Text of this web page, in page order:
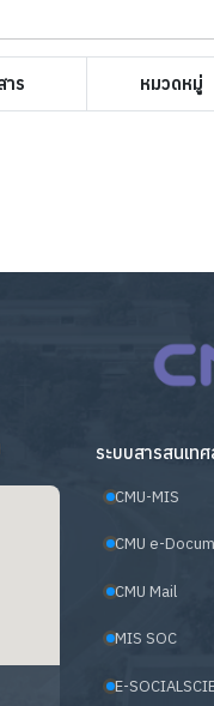
าร หมวดหมู่
ระบบสารสนเท
CMU-MIS
CMU e-
CMU Mail
MIS SOC
E-